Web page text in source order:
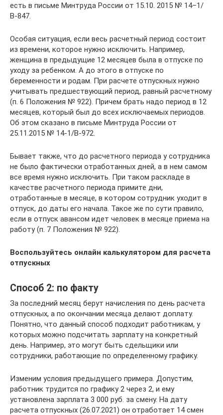
есть в письме Минтруда России от 15.10. 2015 № 14–1/
В-847.
Особая ситуация, если весь расчетный период состоит
из времени, которое нужно исключить. Например,
женщина в предыдущие 12 месяцев была в отпуске по
уходу за ребенком. А до этого в отпуске по
беременности и родам. При расчете отпускных нужно
учитывать предшествующий период, равный расчетному
(п. 6 Положения № 922). Причем брать надо период в 12
месяцев, который был до всех исключаемых периодов.
Об этом сказано в письме Минтруда России от
25.11.2015 № 14-1/В-972.
Бывает также, что до расчетного периода у сотрудника
не было фактически отработанных дней, а в нем самом
все время нужно исключить. При таком раскладе в
качестве расчетного периода примите дни,
отработанные в месяце, в котором сотрудник уходит в
отпуск, до даты его начала. Такое же по сути правило,
если в отпуск авансом идет человек в месяце приема на
работу (п. 7 Положения № 922).
Воспользуйтесь онлайн калькулятором для расчета
отпускных
Способ 2: по факту
За последний месяц берут начисления по день расчета
отпускных, а по окончании месяца делают доплату.
Понятно, что данный способ подходит работникам, у
которых можно подсчитать зарплату на конкретный
день. Например, это могут быть сдельщики или
сотрудники, работающие по определенному графику.
Изменим условия предыдущего примера. Допустим,
работник трудится по графику 2 через 2, и ему
установлена зарплата 3 000 руб. за смену. На дату
расчета отпускных (26.07.2021) он отработает 14 смен